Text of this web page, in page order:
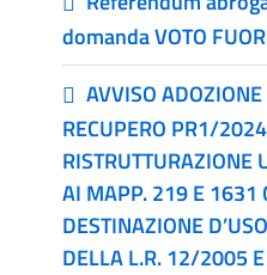
domanda VOTO
AVVISO
RECUPERO PR1/
RISTRUTTURAZIONE
AI MAPP. 219 E 1631
DESTINAZIONE
DELLA L.R. 12/2005